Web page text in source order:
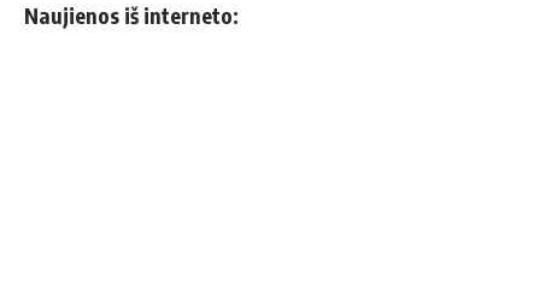
Naujienos iš interneto: